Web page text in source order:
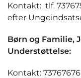
Kontakt: tlf.
efter
Børn og Familie,
Understøttelse:
Kontakt: